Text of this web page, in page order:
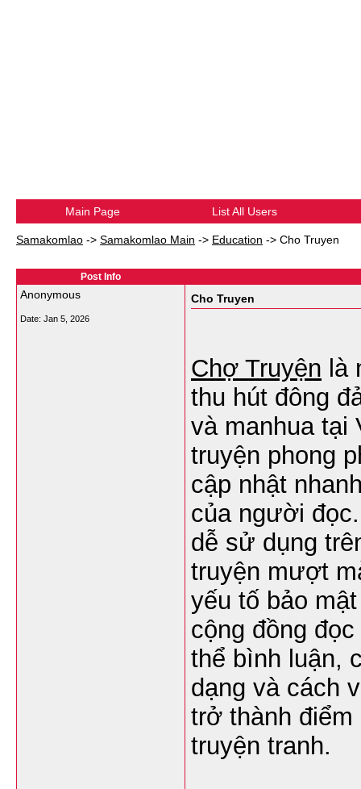
Main Page List All Users
Samakomlao -> Samakomlao Main -> Education -> Cho Truyen
Post Info
Anonymous
Date: Jan 5, 2026
Cho Truyen
Chợ Truyện là
thu hút đông
và manhua tại
truyện phong
cập nhật
của người
dễ sử dụng
truyện mượt
yếu tố bảo
cộng đồng
thể bình luận,
dạng và cách
trở thành điểm
truyện tranh.